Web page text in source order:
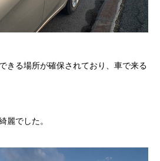
きる場所が確保されており、車で来る
麗でした。